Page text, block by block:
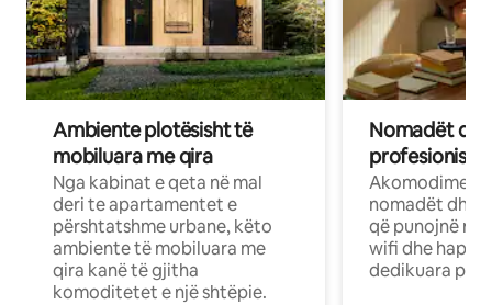
Ambiente plotësisht të
mobiluara me qira
Nga kabinat e qeta në mal
deri te apartamentet e
përshtatshme urbane, këto
ambiente të mobiluara me
qira kanë të gjitha
komoditetet e një shtëpie.
Nomadët
Akomodime
nomadët dhe
që punojnë në
wifi dhe
dedikuara